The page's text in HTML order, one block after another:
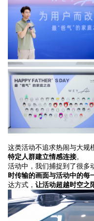
这类活动不追求热闹与大规
特定人群建立情感连接。
活动中，我们捕捉到了很多
时传输的画面与活动中的每
达方式， 让活动超越时空之